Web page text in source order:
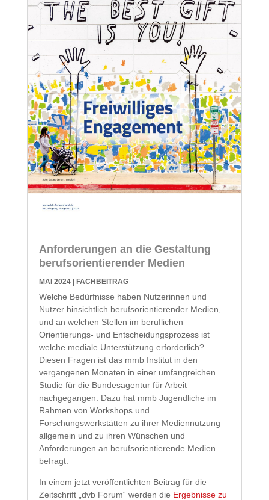
Anforderungen an die Gestaltung
berufsorientierender Medien
MAI 2024| FACHBEITRAG
Welche Bedürfnisse haben Nutzerinnen und
Nutzer hinsichtlich berufsorientierender Medien,
und an welchen Stellen im beruflichen
Orientierungs- und Entscheidungsprozess ist
welche mediale Unterstützung erforderlich?
Diesen Fragen ist das mmb Institut in den
vergangenen Monaten in einer umfangreichen
Studie für die Bundesagentur für Arbeit
nachgegangen. Dazu hat mmb Jugendliche im
Rahmen von Workshops und
Forschungswerkstätten zu ihrer Mediennutzung
allgemein und zu ihren Wünschen und
Anforderungen an berufsorientierende Medien
befragt.
In einem jetzt veröffentlichten Beitrag für die
Zeitschrift „dvb Forum“ werden die Ergebnisse zu